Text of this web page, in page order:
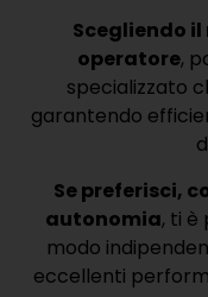
Scegliendo
operatore,
specializzato
garantendo
Se preferisci,
autonomia, ti è
modo
eccellenti